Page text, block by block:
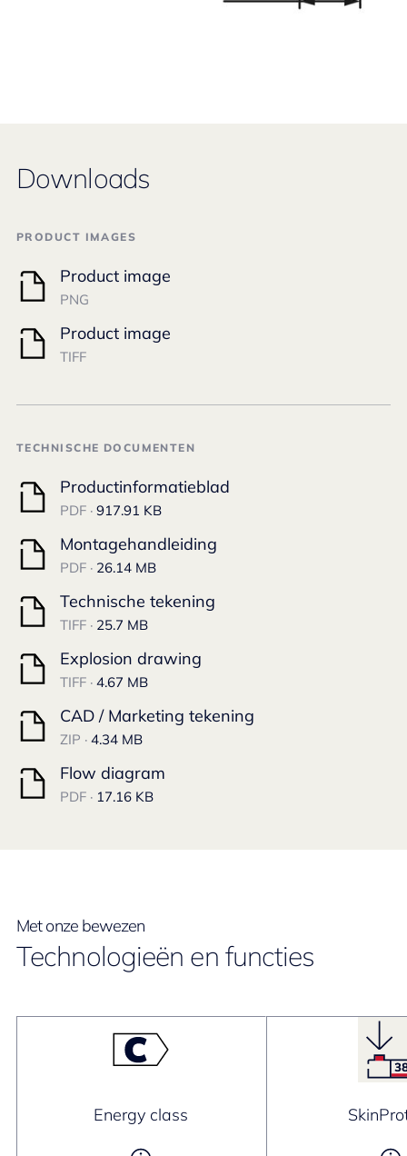
Downloads
PRODUCT IMAGES
Product image
PNG
Product image
TIFF
TECHNISCHE DOCUMENTEN
Productinformatieblad
PDF · 917.91 KB
Montagehandleiding
PDF · 26.14 MB
Technische tekening
TIFF · 25.7 MB
Explosion drawing
TIFF · 4.67 MB
CAD / Marketing tekening
ZIP · 4.34 MB
Flow diagram
PDF · 17.16 KB
Met onze bewezen
Technologieën en functies
Energy class